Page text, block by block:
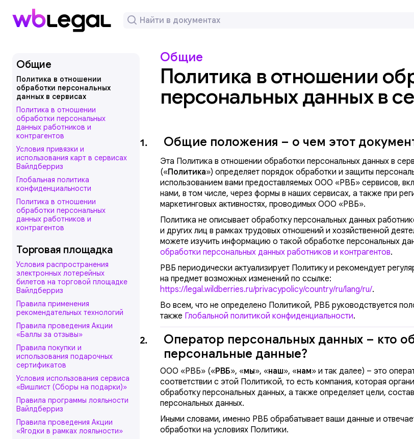
Общие
Политика в отношении
обработки персональных
данных в сервисах
Политика в отношении
обработки персональных
данных работников и
контрагентов
Условия привязки и
использования карт в сервисах
Вайлдберриз
Глобальная политика
конфиденциальности
Политика в отношении
обработки персональных
данных работников и
контрагентов
Торговая площадка
Условия распространения
электронных лотерейных
билетов на торговой площадке
Вайлдберриз
Правила применения
рекомендательных технологий
Правила проведения Акции
«Баллы за отзывы»
Правила покупки и
использования подарочных
сертификатов
Условия использования cервиса
«Вишлист (Сборы на подарки)»
Правила программы лояльности
Вайлдберриз
Правила проведения Акции
«Ягодки в рамках лояльности»
Общие
Политика в отношении
персональных данных в
1. Общие положения – о чем этот
Эта Политика в отношении обработки персональных данных в
(«Политика») определяет порядок обработки и защиты
использованием вами предоставляемых ООО «РВБ» сервисов,
нами, в том числе, через формы в наших сервисах, а также при
маркетинговых активностях, проводимых ООО «РВБ».
Политика не описывает обработку персональных данных
и других лиц в рамках трудовых отношений и хозяйственной
можете изучить информацию о такой обработке персональных
обработки персональных данных работников и контрагентов.
РВБ периодически актуализирует Политику и рекомендует
на предмет возможных изменений по ссылке:
https://legal.wildberries.ru/privacypolicy/country/ru/lang/ru/.
Во всем, что не определено Политикой, РВБ руководствуется
также Глобальной политикой конфиденциальности.
2.
Оператор персональных данных – кто
персональные данные?
ООО «РВБ» («РВБ», «мы», «наш», «нам» и так далее) – это
соответствии с этой Политикой, то есть компания, которая
обработку персональных данных, а также определяет цели,
персональных данных.
Иными словами, именно РВБ обрабатывает ваши данные и
обработки на условиях Политики.